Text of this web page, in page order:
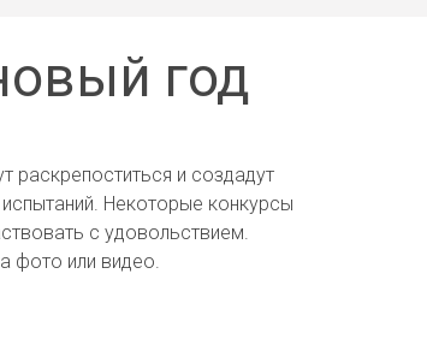
год
раскрепоститься и создадут
Некоторые конкурсы
с удовольствием.
фото или видео.